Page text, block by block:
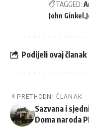
TAGGED:
John Ginkel
Podijeli ovaj članak
PRETHODNI ČLANAK
Sazvana i
Doma naroda